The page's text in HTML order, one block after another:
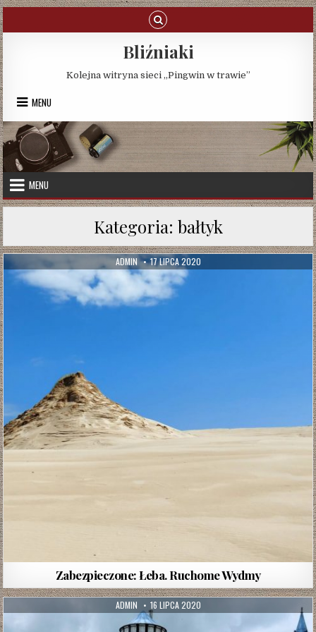
Skip
to
content
Bliźniaki
Kolejna witryna sieci „Pingwin w trawie”
MENU
MENU
Kategoria: bałtyk
AUTHOR:
ADMIN PUBLISHED
DATE:
17 LIPCA 2020
Zabezpieczone: Łeba. Ruchome Wydmy
AUTHOR:
ADMIN PUBLISHED
DATE:
16 LIPCA 2020